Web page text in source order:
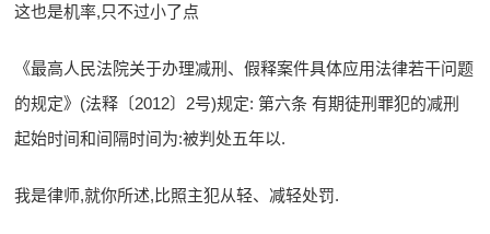
这也是机率,只不过小了点
《最高人民法院关于办理减刑、假释案件具体应用法律若干问题
的规定》(法释〔2012〕2号)规定: 第六条 有期徒刑罪犯的减刑
起始时间和间隔时间为:被判处五年以.
我是律师,就你所述,比照主犯从轻、减轻处罚.